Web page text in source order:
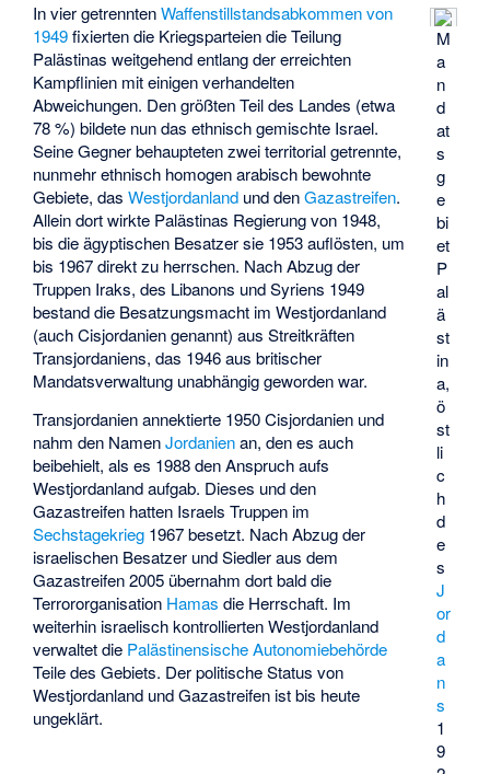
M
a
n
d
at
s
g
e
bi
et
P
al
ä
st
in
a,
ö
st
li
c
h
d
e
s
J
or
d
a
n
s
1
9
In vier getrenntenWaffenstillstandsabkommen von
1949fixierten die Kriegsparteien die Teilung
Palästinas weitgehend entlang der erreichten
Kampflinien mit einigen verhandelten
Abweichungen. Den größten Teil des Landes (etwa
78 %) bildete nun das ethnisch gemischte Israel.
Seine Gegner behaupteten zwei territorial getrennte,
nunmehr ethnisch homogen arabisch bewohnte
Gebiete, dasWestjordanland und denGazastreifen.
Allein dort wirkte Palästinas Regierung von 1948,
bis die ägyptischen Besatzer sie 1953 auflösten, um
bis 1967 direkt zu herrschen. Nach Abzug der
Truppen Iraks, des Libanons und Syriens 1949
bestand die Besatzungsmacht im Westjordanland
(auch Cisjordanien genannt) aus Streitkräften
Transjordaniens, das 1946 aus britischer
Mandatsverwaltung unabhängig geworden war.
Transjordanien annektierte 1950 Cisjordanien und
nahm den NamenJordanienan, den es auch
beibehielt, als es 1988 den Anspruch aufs
Westjordanland aufgab. Dieses und den
Gazastreifen hatten Israels Truppen im
Sechstagekrieg 1967 besetzt. Nach Abzug der
israelischen Besatzer und Siedler aus dem
Gazastreifen 2005 übernahm dort bald die
Terrororganisation Hamas die Herrschaft. Im
weiterhin israelisch kontrollierten Westjordanland
verwaltet die Palästinensische Autonomiebehörde
Teile des Gebiets. Der politische Status von
Westjordanland und Gazastreifen ist bis heute
ungeklärt.